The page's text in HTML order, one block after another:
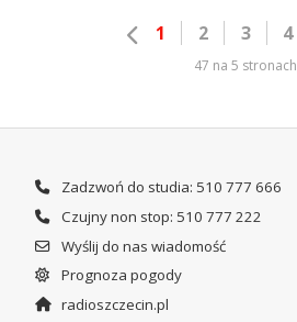
1 2 3 4
47 na 5 stronach
Zadzwoń do studia: 510 777 666
Czujny non stop: 510 777 222
Wyślij do nas wiadomość
Prognoza pogody
radioszczecin.pl